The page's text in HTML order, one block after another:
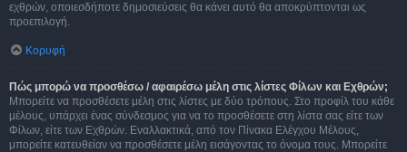
εχθρών, οποιεσδήποτε δημοσιεύσεις θα κάνει αυτό θα αποκρύπτονται ως
προεπιλογή.
Κορυφή
Πώς μπορώ να προσθέσω / αφαιρέσω μέλη στις λίστες Φίλων και Εχθρών;
Μπορείτε να προσθέσετε μέλη στις λίστες με δύο τρόπους. Στο προφίλ του κάθε
μέλους, υπάρχει ένας σύνδεσμος για να το προσθέσετε στη λίστα σας είτε των
Φίλων, είτε των Εχθρών. Εναλλακτικά, από τον Πίνακα Ελέγχου Μέλους,
μπορείτε κατευθείαν να προσθέσετε μέλη εισάγοντας το όνομα τους. Μπορείτε